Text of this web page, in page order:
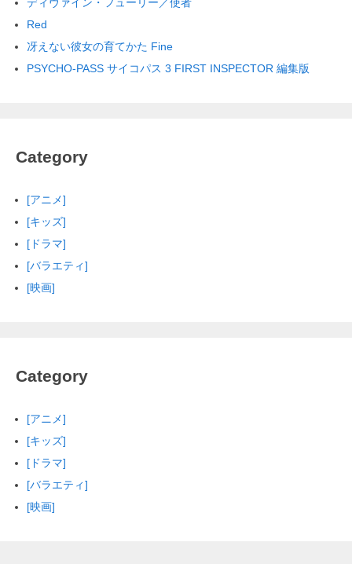
Red
冴えない彼女の育てかた Fine
PSYCHO-PASS サイコパス 3 FIRST INSPECTOR 編集版
Category
[アニメ]
[キッズ]
[ドラマ]
[バラエティ]
[映画]
Category
[アニメ]
[キッズ]
[ドラマ]
[バラエティ]
[映画]